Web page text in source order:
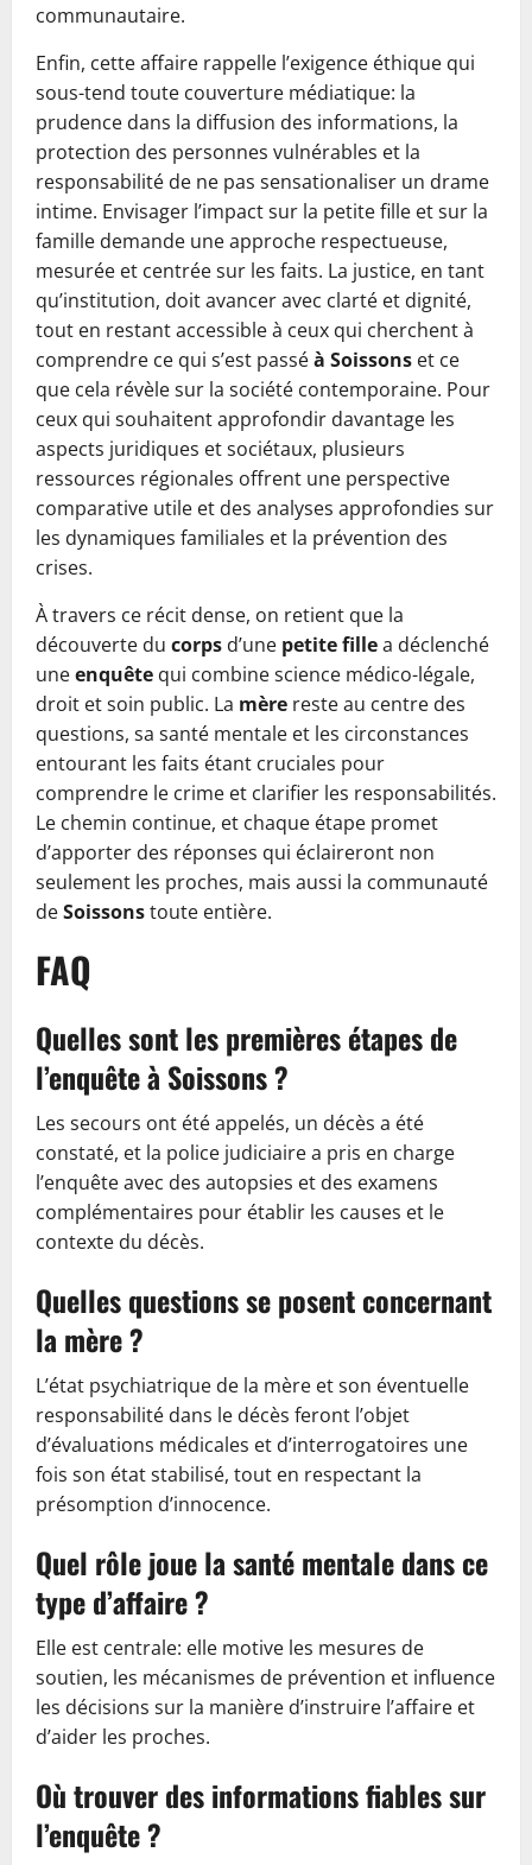
communautaire.
Enfin, cette affaire rappelle l’exigence éthique qui
sous-tend toute couverture médiatique: la
prudence dans la diffusion des informations, la
protection des personnes vulnérables et la
responsabilité de ne pas sensationaliser un drame
intime. Envisager l’impact sur la petite fille et sur la
famille demande une approche respectueuse,
mesurée et centrée sur les faits. La justice, en tant
qu’institution, doit avancer avec clarté et dignité,
tout en restant accessible à ceux qui cherchent à
comprendre ce qui s’est passéà Soissons et ce
que cela révèle sur la société contemporaine. Pour
ceux qui souhaitent approfondir davantage les
aspects juridiques et sociétaux, plusieurs
ressources régionales offrent une perspective
comparative utile et des analyses approfondies sur
les dynamiques familiales et la prévention des
crises.
À travers ce récit dense, on retient que la
découverte du corps d’une petite fillea déclenché
uneenquête qui combine science médico-légale,
droit et soin public. La mère reste au centre des
questions, sa santé mentale et les circonstances
entourant les faits étant cruciales pour
comprendre le crime et clarifier les responsabilités.
Le chemin continue, et chaque étape promet
d’apporter des réponses qui éclaireront non
seulement les proches, mais aussi la communauté
deSoissonstoute entière.
FAQ
Quelles sont les premières étapes de
l’enquête à Soissons ?
Les secours ont été appelés, un décès a été
constaté, et la police judiciaire a pris en charge
l’enquête avec des autopsies et des examens
complémentaires pour établir les causes et le
contexte du décès.
Quelles questions se posent concernant
la mère ?
L’état psychiatrique de la mère et son éventuelle
responsabilité dans le décès feront l’objet
d’évaluations médicales et d’interrogatoires une
fois son état stabilisé, tout en respectant la
présomption d’innocence.
Quel rôle joue la santé mentale dans ce
type d’affaire ?
Elle est centrale: elle motive les mesures de
soutien, les mécanismes de prévention et influence
les décisions sur la manière d’instruire l’affaire et
d’aider les proches.
Où trouver des informations fiables sur
l’enquête ?